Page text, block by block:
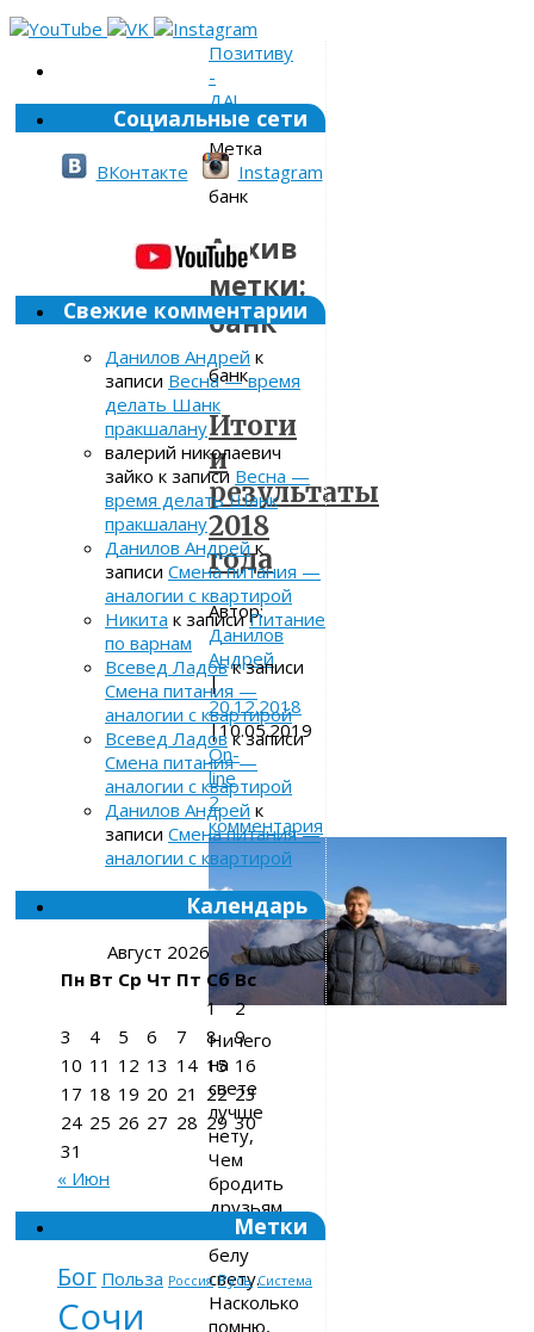
Позитиву
-
ДА!
»
Метка
»
банк
Архив
метки:
банк
банк
Итоги
и
результаты
2018
года
Автор:
Данилов
Андрей
|
20.12.2018
|10.05.2019
On-
line
2
комментария
Ничего
на
свете
лучше
нету,
Чем
бродить
друзьям
белу
свету.
Насколько
помню,
Социальные сети
ВКонтакте Instagram
Свежие комментарии
Данилов Андрей к
записи Весна — время
делать Шанк
пракшалану
валерий николаевич
зайко к записи Весна —
время делать Шанк
пракшалану
Данилов Андрейк
записи Смена питания —
аналогии с квартирой
Никита к записиПитание
по варнам
Всевед Ладовк записи
Смена питания —
аналогии с квартирой
Всевед Ладовк записи
Смена питания —
аналогии с квартирой
Данилов Андрей к
записи Смена питания —
аналогии с квартирой
Календарь
Август 2026
Пн Вт Ср Чт Пт Сб Вс
1
2
3
4 5 6 7 8
9
10 11 12 13 14 15 16
17 18 19 20 21 22 23
24 25 26 27 28 29 30
31
« Июн
Метки
Бог Польза Россия Русь Система
Сочи